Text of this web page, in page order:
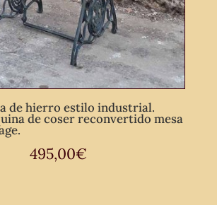
de hierro estilo industrial.
de coser reconvertido mesa
495,00€